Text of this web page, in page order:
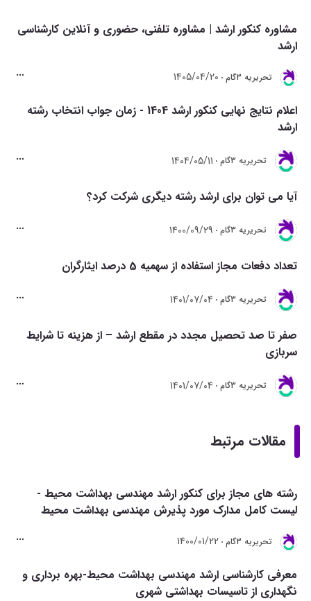
مشاوره کنکور ارشد | مشاوره تلفنی، حضوری و آنلاین کارشناسی
ارشد
تحريريه 3گام 1405/04/20
اعلام نتایج نهایی کنکور ارشد 1404 - زمان جواب انتخاب رشته
ارشد
تحريريه 3گام 1404/05/11
آیا می توان برای ارشد رشته دیگری شرکت کرد؟
تحريريه 3گام 1400/09/29
تعداد دفعات مجاز استفاده از سهمیه 5 درصد ایثارگران
تحريريه 3گام 1401/07/04
صفر تا صد تحصیل مجدد در مقطع ارشد – از هزینه تا شرایط
سربازی
تحريريه 3گام 1401/07/04
مقالات مرتبط
رشته های مجاز برای کنکور ارشد مهندسی بهداشت محیط -
لیست کامل مدارک مورد پذیرش مهندسی بهداشت محیط
تحريريه 3گام 1400/01/22
معرفی کارشناسی ارشد مهندسی بهداشت محیط-بهره برداری و
نگهداری از تاسیسات بهداشتی شهری